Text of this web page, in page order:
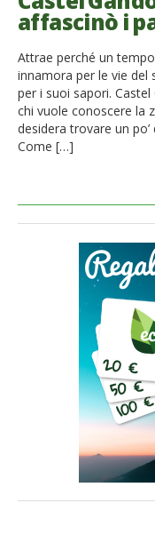
French
Italiano
affascinò i
Attrae perché un
innamora per le vie del
per i suoi sapori.
chi vuole conoscere la
desidera trovare un
Come […]